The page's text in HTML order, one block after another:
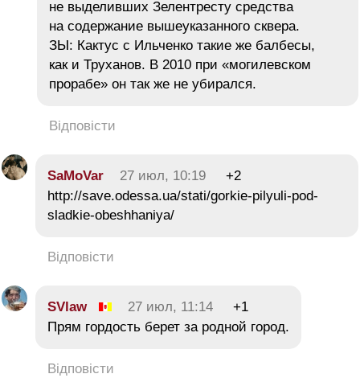
не выделивших Зелентресту средства
на содержание вышеуказанного сквера.
ЗЫ: Кактус с Ильченко такие же балбесы,
как и Труханов. В 2010 при «могилевском
прорабе» он так же не убирался.
Відповісти
SaMoVar 27 июл, 10:19
+2
http://save.odessa.ua/stati/gorkie-pilyuli-pod-
sladkie-obeshhaniya/
Відповісти
SVlaw 27 июл, 11:14
+1
Прям гордость берет за родной город.
Відповісти